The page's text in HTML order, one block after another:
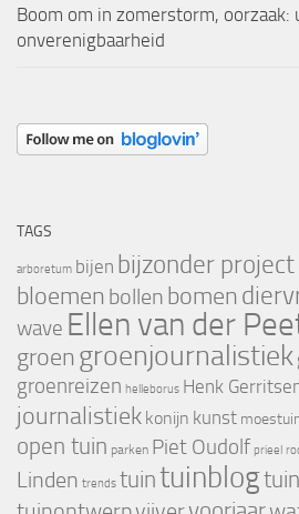
Boom om in zomerstorm, oorzaak:
onverenigbaarheid
TAGS
arboretum bijen bijzonder project
bloemen bollen bomen
wave Ellen van der
groengroenjournalistiek
groenreizen helleborus Henk
journalistiek konijn kunst
open tuin parken Piet Oudolf prieel
Linden trends tuintuinblog